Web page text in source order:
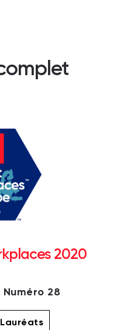
2020
Numéro 28